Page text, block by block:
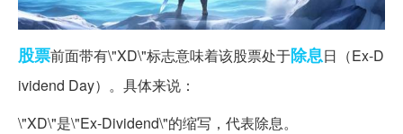
股票前面带有\"XD\"标志意味着该股票处于除息日（Ex-D
ividend Day）。具体来说：
\"XD\"是\"Ex-Dividend\"的缩写，代表除息。